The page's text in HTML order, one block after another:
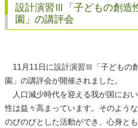
設計演習Ⅲ「子どもの創造
園」の講評会
11月11日に設計演習Ⅲ「子どもの
園」の講評会が開催されました。
人口減少時代を迎える我が国にお
性は益々高まっています。そのよう
のびのびとした活動ができ、心身と